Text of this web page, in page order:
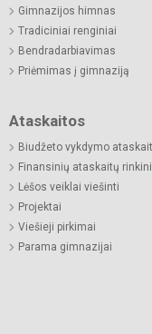
Gimnazijos himnas
Tradiciniai renginiai
Bendradarbiavimas
Priėmimas į gimnaziją
Ataskaitos
Biudžeto vykdymo
Finansinių ataskaitų
Lėšos veiklai viešinti
Projektai
Viešieji pirkimai
Parama gimnazijai